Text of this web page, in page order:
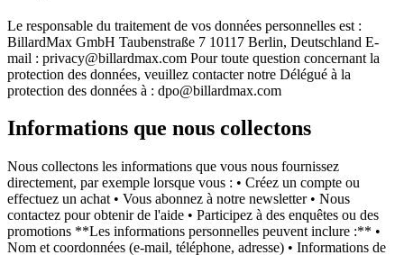
Le responsable du traitement de vos données personnelles est :
BillardMax GmbH Taubenstraße 7 10117 Berlin, Deutschland E-
mail : privacy@billardmax.com Pour toute question concernant la
protection des données, veuillez contacter notre Délégué à la
protection des données à : dpo@billardmax.com
Informations que nous collectons
Nous collectons les informations que vous nous fournissez
directement, par exemple lorsque vous : • Créez un compte ou
effectuez un achat • Vous abonnez à notre newsletter • Nous
contactez pour obtenir de l'aide • Participez à des enquêtes ou des
promotions **Les informations personnelles peuvent inclure :** •
Nom et coordonnées (e-mail, téléphone, adresse) • Informations de